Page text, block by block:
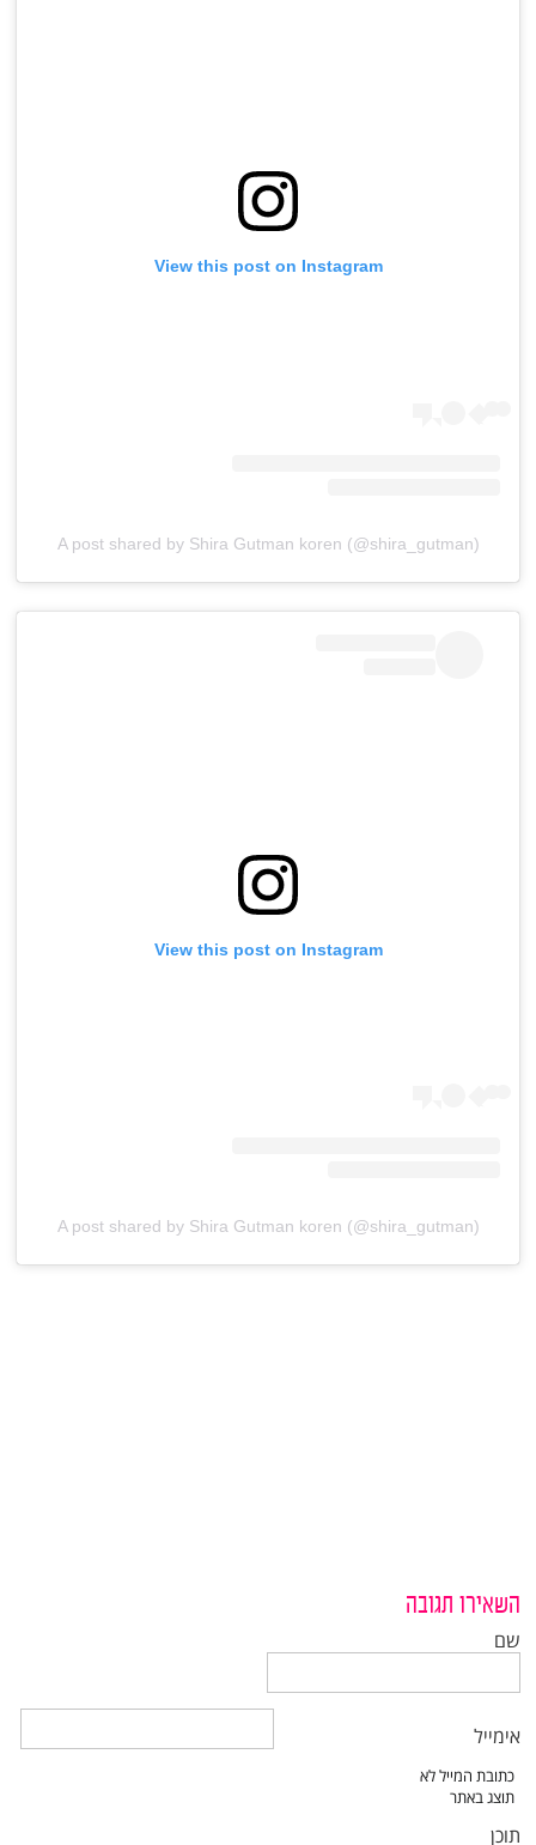
View this post on Instagram
A post shared by Shira Gutman koren (@shira_gutman)
View this post on Instagram
A post shared by Shira Gutman koren (@shira_gutman)
השאירו תגובה
שם
אימייל
תוכן